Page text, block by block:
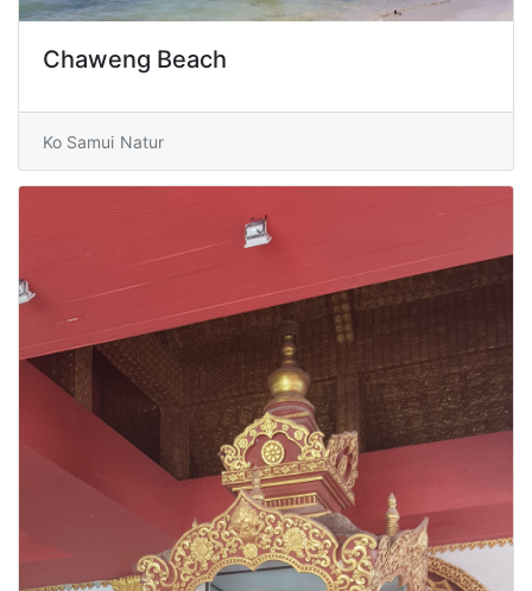
Chaweng Beach
Ko Samui Natur